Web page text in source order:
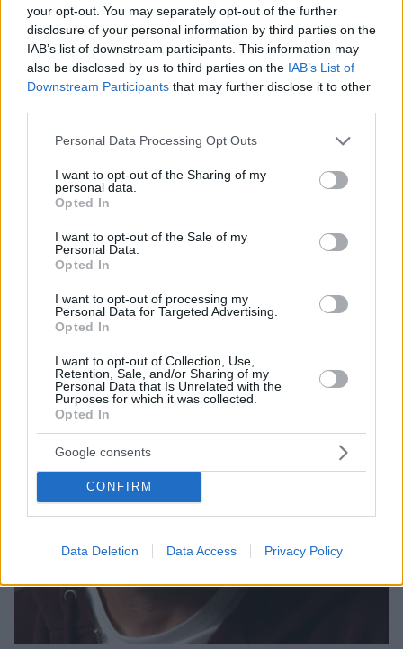
your opt-out. You may separately opt-out of the further
disclosure of your personal information by third parties on the
IAB’s list of downstream participants. This information may
also be disclosed by us to third parties on the IAB’s List of
Downstream Participants that may further disclose it to other
Please note that this website/app uses one or more Google
not limited to your visit or usage behaviour. You may click to
grant or deny consent to Google and its third-party tags to
use your data for below specified purposes in below Google
consent section.
Personal Data Processing Opt Outs
I want to opt-out of the Sharing of my
personal data.
Opted In
I want to opt-out of the Sale of my
Personal Data.
Opted In
I want to opt-out of processing my
Personal Data for Targeted Advertising.
Opted In
I want to opt-out of Collection, Use,
Retention, Sale, and/or Sharing of my
Personal Data that Is Unrelated with the
Purposes for which it was collected.
Opted In
Google consents
CONFIRM
Data Deletion Data Access Privacy Policy
Νεκρός εντοπίστηκε 18χρονος που φρουρούσε το
φέρετρο της βασίλισσας Ελισάβετ